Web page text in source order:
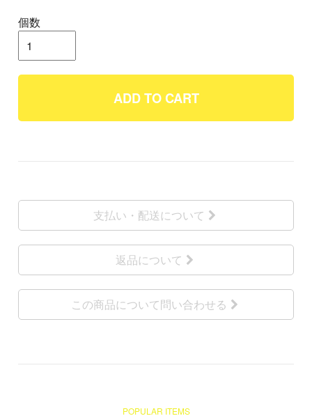
個数
ADD TO CART
支払い・配送について
返品について
この商品について問い合わせる
POPULAR ITEMS